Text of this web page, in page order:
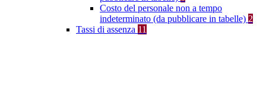
Costo del personale non a tempo
indeterminato (da pubblicare in tabelle) 2
Tassi di assenza 11